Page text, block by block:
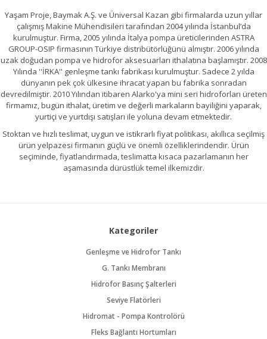
Yaşam Proje, Baymak A.Ş. ve Üniversal Kazan gibi firmalarda uzun yıllar
çalışmış Makine Mühendisileri tarafından 2004 yılında İstanbul’da
kurulmuştur. Firma, 2005 yılında İtalya pompa üreticilerinden ASTRA
GROUP-OSIP firmasının Türkiye distribütörlüğünü almıştır. 2006 yılında
uzak doğudan pompa ve hidrofor aksesuarları ithalatına başlamıştır. 2008
Yılında ''İRKA'' genleşme tankı fabrikası kurulmuştur. Sadece 2 yılda
dünyanın pek çok ülkesine ihracat yapan bu fabrika sonradan
devredilmiştir. 2010 Yılından itibaren Alarko'ya mini seri hidroforları üreten
firmamız, bugün ithalat, üretim ve değerli markaların bayiliğini yaparak,
yurtiçi ve yurtdışı satışları ile yoluna devam etmektedir.
Stoktan ve hızlı teslimat, uygun ve istikrarlı fiyat politikası, akıllıca seçilmiş
ürün yelpazesi firmanın güçlü ve önemli özelliklerindendir. Ürün
seçiminde, fiyatlandırmada, teslimatta kısaca pazarlamanın her
aşamasında dürüstlük temel ilkemizdir.
Kategoriler
Genleşme ve Hidrofor Tankı
G. Tankı Membranı
Hidrofor Basınç Şalterleri
Seviye Flatörleri
Hidromat - Pompa Kontrolörü
Fleks Bağlantı Hortumları